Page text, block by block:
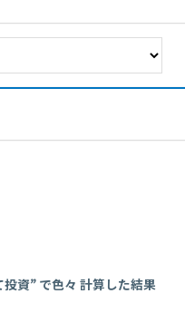
資” で色々 計算した結果